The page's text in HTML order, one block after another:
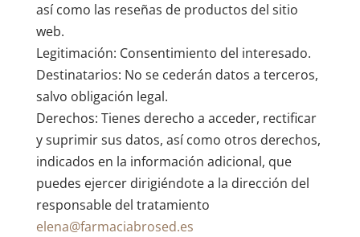
así como las reseñas de productos del sitio
web.
Legitimación: Consentimiento del interesado.
Destinatarios: No se cederán datos a terceros,
salvo obligación legal.
Derechos: Tienes derecho a acceder, rectificar
y suprimir sus datos, así como otros derechos,
indicados en la información adicional, que
puedes ejercer dirigiéndote a la dirección del
responsable del tratamiento
elena@farmaciabrosed.es